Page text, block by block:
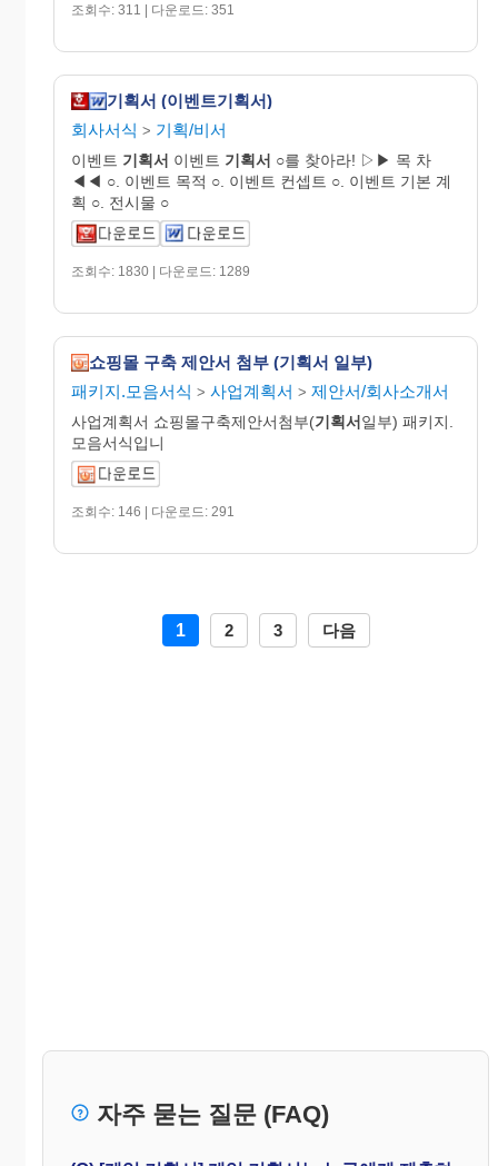
조회수: 311 | 다운로드: 351
기획서 (이벤트기획서)
회사서식 > 기획/비서
이벤트 기획서 이벤트 기획서 ○를 찾아라! ▷▶ 목 차
◀◀ ○. 이벤트 목적 ○. 이벤트 컨셉트 ○. 이벤트 기본 계
획 ○. 전시물 ○
조회수: 1830 | 다운로드: 1289
쇼핑몰 구축 제안서 첨부 (기획서 일부)
패키지.모음서식 > 사업계획서 > 제안서/회사소개서
사업계획서 쇼핑몰구축제안서첨부(기획서일부) 패키지.
모음서식입니
조회수: 146 | 다운로드: 291
1 2 3 다음
자주 묻는 질문 (FAQ)